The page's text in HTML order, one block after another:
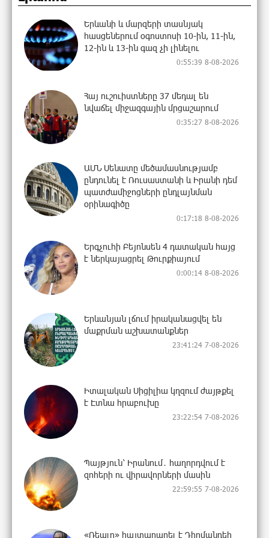
Երևանի և մարզերի տասնյակ
հասցեներում օգոստոսի 10-ին, 11-ին,
12-ին և 13-ին գազ չի լինելու
0:55:39 8-08-2026
Հայ ուշուիստները 37 մեդալ են
նվաճել միջազգային մրցաշարում
0:35:27 8-08-2026
ԱՄՆ Սենատը մեծամասնությամբ
ընդունել է Ռուսաստանի և Իրանի դեմ
պատժամիջոցների ընդլայնման
օրինագիծը
0:17:18 8-08-2026
Երգչուհի Բեյոնսեն ​​4 դատական հայց
է ներկայացրել Թուրքիայում
0:00:14 8-08-2026
Երևանյան լճում իրականացվել են
մաքրման աշխատանքներ
23:41:24 7-08-2026
Իտալական Սիցիլիա կղզում ժայթքել
է Էտնա հրաբուխը
23:22:54 7-08-2026
Պայթյուն՝ Իրանում․ հաղորդվում է
զոհերի ու վիրավորների մասին
22:59:55 7-08-2026
«Ռեալը» հայտարարել է Դիոմանդեի